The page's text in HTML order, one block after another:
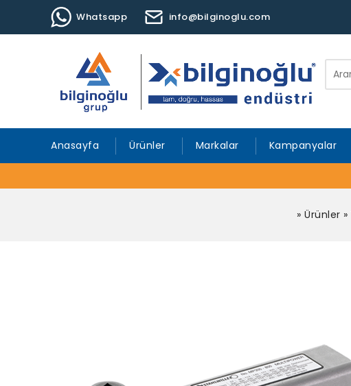
Whatsapp info@bilginoglu.com
Anasayfa Ürünler Markalar Kampanyalar
»Ürünler »